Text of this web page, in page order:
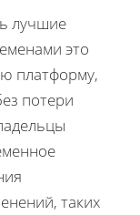
лучшие
это
платформу,
потери
таких